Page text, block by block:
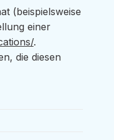
(beispielsweise
einer
.
die diesen